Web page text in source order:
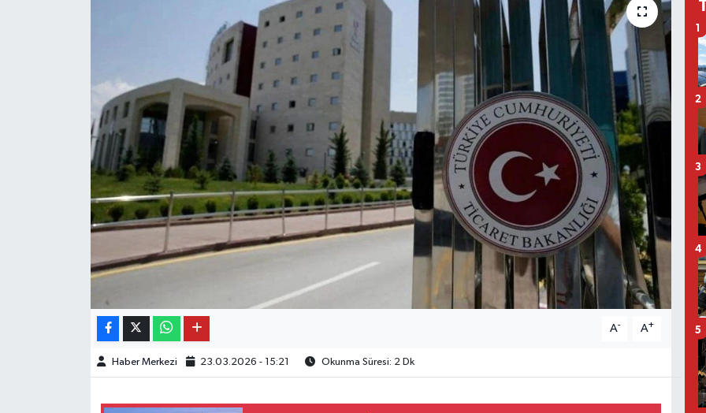
A- A+
Haber Merkezi 23.03.2026 - 15:21 Okunma Süresi: 2 Dk
1
2
3
4
5
SON DAKİKA